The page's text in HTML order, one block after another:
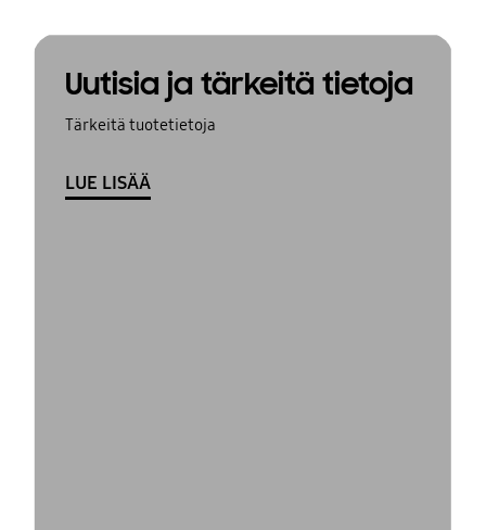
Uutisia ja tärkeitä tietoja
Tärkeitä tuotetietoja
LUE LISÄÄ